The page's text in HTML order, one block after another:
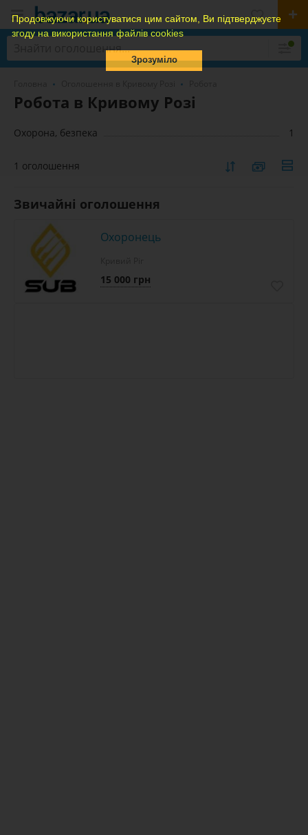
Продовжуючи користуватися цим сайтом, Ви підтверджуєте
згоду на використання файлів cookies
Зрозуміло
Робота в Кривому Розі
Охорона, безпека 1
1 оголошення
Звичайні оголошення
Охоронець
15 000 грн